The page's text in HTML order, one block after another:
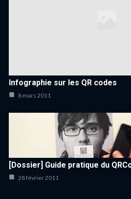
Infographie sur les QR codes
8 mars 2011
[Dossier] Guide pratique du
28 février 2011